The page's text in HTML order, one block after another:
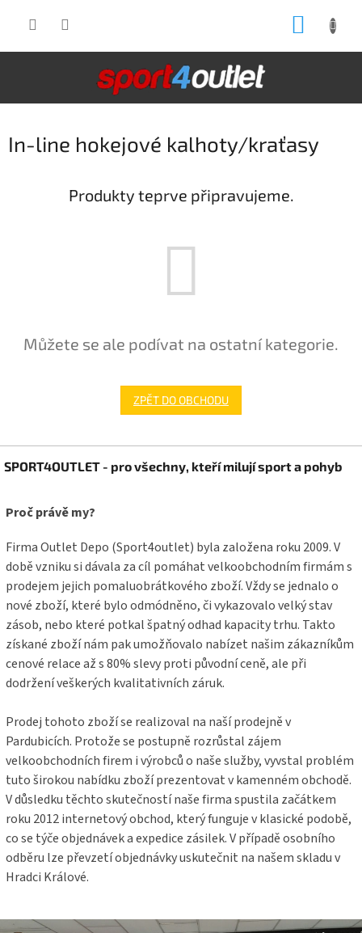
In-line hokejové kalhoty/kraťasy
Produkty teprve připravujeme.
Můžete se ale podívat na ostatní kategorie.
ZPĚT DO OBCHODU
á
a
SPORT4OUTLET - pro všechny, kteří milují sport a pohyb
Proč právě my?
Firma Outlet Depo (Sport4outlet) byla založena roku 2009. V
době vzniku si dávala za cíl pomáhat velkoobchodním firmám s
prodejem jejich pomaluobrátkového zboží. Vždy se jednalo o
nové zboží, které bylo odmódněno, či vykazovalo velký stav
zásob, nebo které potkal špatný odhad kapacity trhu. Takto
získané zboží nám pak umožňovalo nabízet našim zákazníkům
cenové relace až s 80% slevy proti původní ceně, ale při
dodržení veškerých kvalitativních záruk.
Prodej tohoto zboží se realizoval na naší prodejně v
Pardubicích. Protože se postupně rozrůstal zájem
velkoobchodních firem i výrobců o naše služby, vyvstal problém
tuto širokou nabídku zboží prezentovat v kamenném obchodě.
V důsledku těchto skutečností naše firma spustila začátkem
roku 2012 internetový obchod, který funguje v klasické podobě,
co se týče objednávek a expedice zásilek. V případě osobního
odběru lze převzetí objednávky uskutečnit na našem skladu v
Hradci Králové.